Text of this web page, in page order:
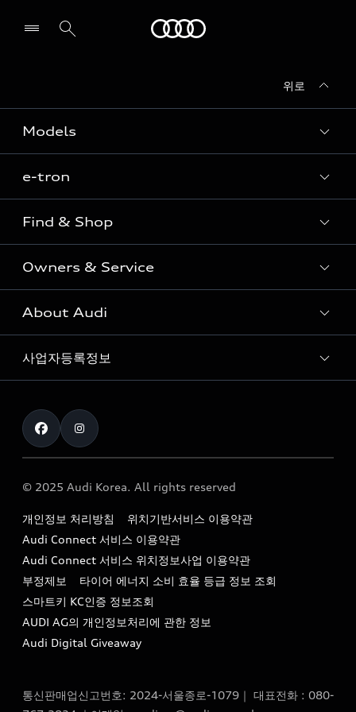
위로
Models
Sedan
SUV
Coupe
S range
e-tron
e-tron
Find & Shop
전시장/AAP 전시장/AS센터
아우디 신차 재고
아우디 모델 비교하기
아우디 공식 인증 중고차
The new Audi A6 Taste Drive 이벤트
Owners & Service
고객안내
Audi Connect
myAudiworld
내비게이션 데이터 다운로드
아우디 영상 매뉴얼
서비스 센터
서비스 프로그램
아우디 e-tron 케어 프로그램
사설수리업체를 위한 권고사항
About Audi
아우디 브랜드
Formula 1
Audi Story
아우디코리아 소식
아우디코리아 소개
아우디 스토리
아우디 브랜드 히스토리
quattro 시스템
사업자등록정보
통신판매업신고번호 : 2024-서울종로-1079
대표자명 : 틸 셰어
딩)
이메일 : audi_m@audi-ccc.co.kr
© 2025 Audi Korea. All rights reserved
개인정보 처리방침
위치기반서비스 이용약관
Audi Connect 서비스 이용약관
Audi Connect 서비스 위치정보사업 이용약관
부정제보
타이어 에너지 소비 효율 등급 정보 조회
스마트키 KC인증 정보조회
AUDI AG의 개인정보처리에 관한 정보
Audi Digital Giveaway
통신판매업신고번호: 2024-서울종로-1079｜ 대표전화 : 080-